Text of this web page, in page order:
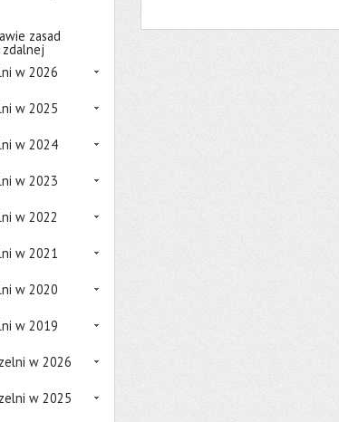
zasad
w 2026
w 2025
w 2024
w 2023
w 2022
w 2021
w 2020
w 2019
w 2026
w 2025